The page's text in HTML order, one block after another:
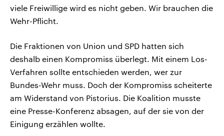
viele Freiwillige wird es nicht geben. Wir brauchen die
Wehr-Pflicht.
Die Fraktionen von Union und SPD hatten sich
deshalb einen Kompromiss überlegt. Mit einem Los-
Verfahren sollte entschieden werden, wer zur
Bundes-Wehr muss. Doch der Kompromiss scheiterte
am Widerstand von Pistorius. Die Koalition musste
eine Presse-Konferenz absagen, auf der sie von der
Einigung erzählen wollte.